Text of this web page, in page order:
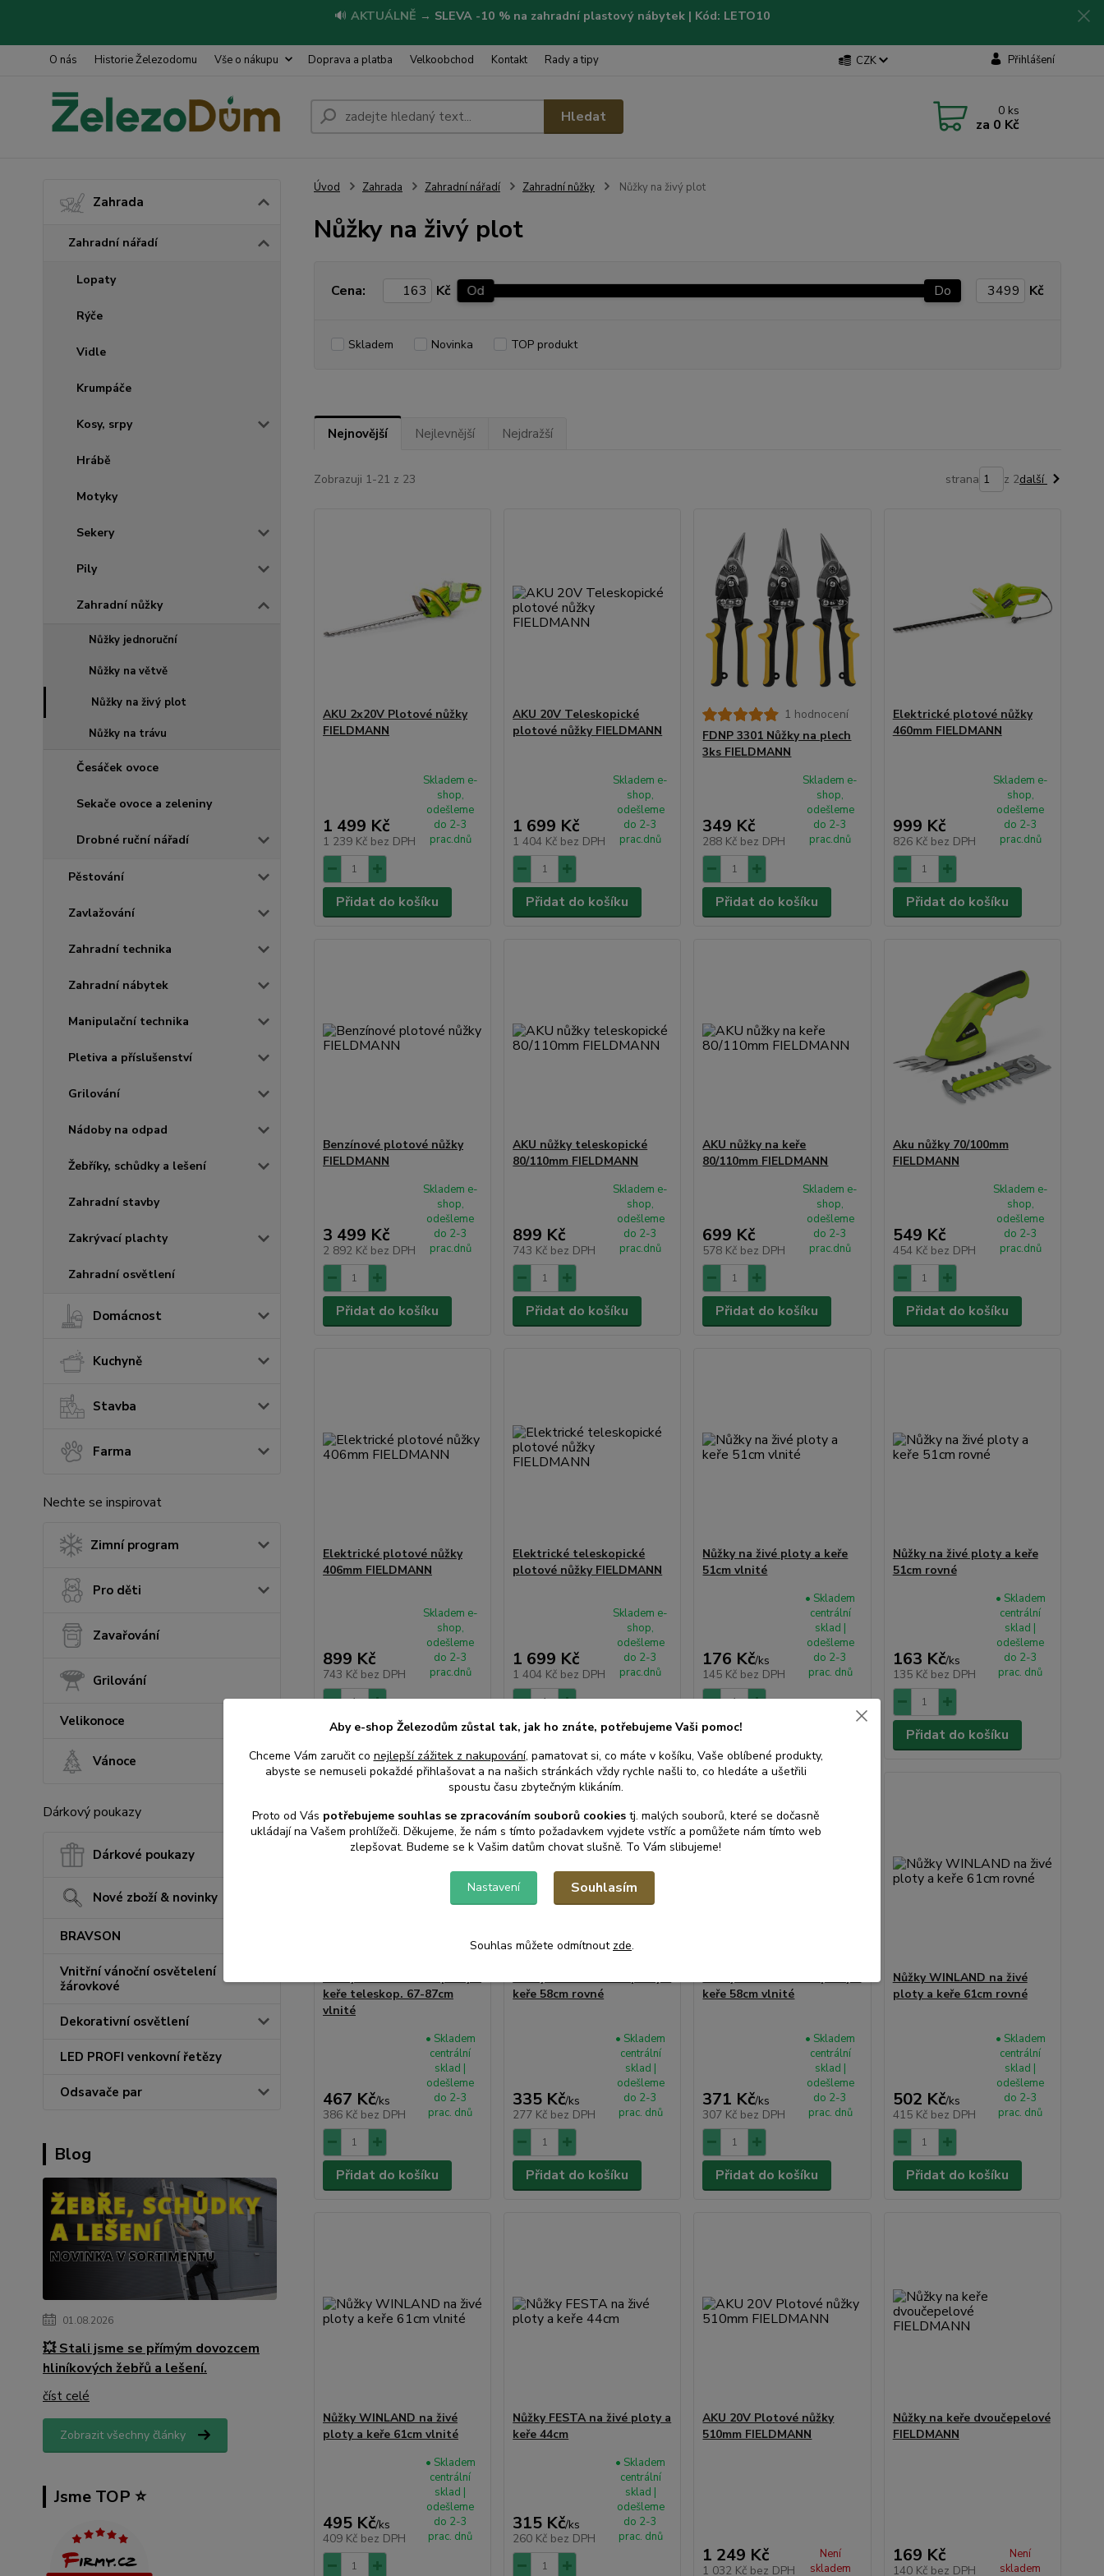
🔊 AKTUÁLNĚ → SLEVA -10 % na zahradní plastový nábytek | Kód: LETO10
O nás Historie Železodomu Vše o nákupu Doprava a platba Velkoobchod Kontakt Rady a tipy CZK Přihlášení
Hledat 0 ks
za 0 Kč
Zahrada
Zahradní nářadí
Lopaty
Rýče
Vidle
Krumpáče
Kosy, srpy
Hrábě
Motyky
Sekery
Pily
Zahradní nůžky
Nůžky jednoruční
Nůžky na větvě
Nůžky na živý plot
Nůžky na trávu
Česáček ovoce
Sekače ovoce a zeleniny
Drobné ruční nářadí
Pěstování
Zavlažování
Zahradní technika
Zahradní nábytek
Manipulační technika
Pletiva a příslušenství
Grilování
Nádoby na odpad
Žebříky, schůdky a lešení
Zahradní stavby
Zakrývací plachty
Zahradní osvětlení
Domácnost
Kuchyně
Stavba
Farma
Nechte se inspirovat
Zimní program
Pro děti
Zavařování
Grilování
Velikonoce
Vánoce
Dárkový poukazy
Dárkové poukazy
Nové zboží & novinky
BRAVSON
Vnitřní vánoční osvětelení
žárovkové
Dekorativní osvětlení
LED PROFI venkovní řetězy
Odsavače par
Blog
01.08.2026
💥 Stali jsme se přímým dovozcem
hliníkových žebřů a lešení.
číst celé
Zobrazit všechny články
Jsme TOP ⭐️
Úvod Zahrada Zahradní nářadí Zahradní nůžky Nůžky na živý plot
Nůžky na živý plot
Cena: Kč Od Do Kč
Skladem Novinka TOP produkt
Nejnovější Nejlevnější Nejdražší
Zobrazuji 1-21 z 23 strana z 2další
AKU 2x20V Plotové nůžky
FIELDMANN
1 499 Kč
1 239 Kč bez DPH
Skladem e-
shop,
odešleme
do 2-3
prac.dnů
Přidat do košíku
AKU 20V Teleskopické
plotové nůžky FIELDMANN
1 699 Kč
1 404 Kč bez DPH
Skladem e-
shop,
odešleme
do 2-3
prac.dnů
Přidat do košíku
1 hodnocení
FDNP 3301 Nůžky na plech
3ks FIELDMANN
349 Kč
288 Kč bez DPH
Skladem e-
shop,
odešleme
do 2-3
prac.dnů
Přidat do košíku
Elektrické plotové nůžky
460mm FIELDMANN
999 Kč
826 Kč bez DPH
Skladem e-
shop,
odešleme
do 2-3
prac.dnů
Přidat do košíku
Benzínové plotové nůžky
FIELDMANN
3 499 Kč
2 892 Kč bez DPH
Skladem e-
shop,
odešleme
do 2-3
prac.dnů
Přidat do košíku
AKU nůžky teleskopické
80/110mm FIELDMANN
899 Kč
743 Kč bez DPH
Skladem e-
shop,
odešleme
do 2-3
prac.dnů
Přidat do košíku
AKU nůžky na keře
80/110mm FIELDMANN
699 Kč
578 Kč bez DPH
Skladem e-
shop,
odešleme
do 2-3
prac.dnů
Přidat do košíku
Aku nůžky 70/100mm
FIELDMANN
549 Kč
454 Kč bez DPH
Skladem e-
shop,
odešleme
do 2-3
prac.dnů
Přidat do košíku
Elektrické plotové nůžky
406mm FIELDMANN
899 Kč
743 Kč bez DPH
Skladem e-
shop,
odešleme
do 2-3
prac.dnů
Přidat do košíku
Elektrické teleskopické
plotové nůžky FIELDMANN
1 699 Kč
1 404 Kč bez DPH
Skladem e-
shop,
odešleme
do 2-3
prac.dnů
Přidat do košíku
Nůžky na živé ploty a keře
51cm vlnité
176 Kč/ks
145 Kč bez DPH
• Skladem
centrální
sklad |
odešleme
do 2-3
prac. dnů
Přidat do košíku
Nůžky na živé ploty a keře
51cm rovné
163 Kč/ks
135 Kč bez DPH
• Skladem
centrální
sklad |
odešleme
do 2-3
prac. dnů
Přidat do košíku
keře teleskop. 67-87cm
vlnité
467 Kč/ks
386 Kč bez DPH
• Skladem
centrální
sklad |
odešleme
do 2-3
prac. dnů
Přidat do košíku
keře 58cm rovné
335 Kč/ks
277 Kč bez DPH
• Skladem
centrální
sklad |
odešleme
do 2-3
prac. dnů
Přidat do košíku
keře 58cm vlnité
371 Kč/ks
307 Kč bez DPH
• Skladem
centrální
sklad |
odešleme
do 2-3
prac. dnů
Přidat do košíku
Nůžky WINLAND na živé
ploty a keře 61cm rovné
502 Kč/ks
415 Kč bez DPH
• Skladem
centrální
sklad |
odešleme
do 2-3
prac. dnů
Přidat do košíku
Nůžky WINLAND na živé
ploty a keře 61cm vlnité
495 Kč/ks
409 Kč bez DPH
• Skladem
centrální
sklad |
odešleme
do 2-3
prac. dnů
Nůžky FESTA na živé ploty a
keře 44cm
315 Kč/ks
260 Kč bez DPH
• Skladem
centrální
sklad |
odešleme
do 2-3
prac. dnů
AKU 20V Plotové nůžky
510mm FIELDMANN
1 249 Kč
1 032 Kč bez DPH
Není
skladem
Nůžky na keře dvoučepelové
FIELDMANN
169 Kč
140 Kč bez DPH
Není
skladem
Aby e-shop Železodům zůstal tak, jak ho znáte, potřebujeme Vaši pomoc!
Chceme Vám zaručit co nejlepší zážitek z nakupování, pamatovat si, co máte v košíku, Vaše oblíbené produkty,
abyste se nemuseli pokaždé přihlašovat a na našich stránkách vždy rychle našli to, co hledáte a ušetřili
spoustu času zbytečným klikáním.
Proto od Vás potřebujeme souhlas se zpracováním souborů cookies tj. malých souborů, které se dočasně
ukládají na Vašem prohlížeči. Děkujeme, že nám s tímto požadavkem vyjdete vstříc a pomůžete nám tímto web
zlepšovat. Budeme se k Vašim datům chovat slušně. To Vám slibujeme!
Nastavení Souhlasím
Souhlas můžete odmítnout zde.